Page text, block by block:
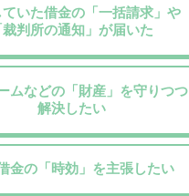
ていた借金の「一括請求」や
裁判所の通知」が届いた
ムなどの「財産」を守りつつ
解決したい
金の「時効」を主張したい